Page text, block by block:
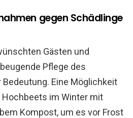
gegen Schädlinge
Gästen und
Pflege des
Eine Möglichkeit
im Winter mit
Kompost, um es vor Frost